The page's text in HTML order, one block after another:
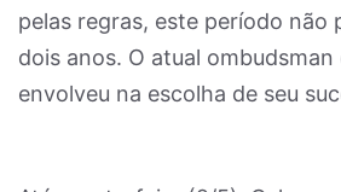
pelas regras, este período não
dois anos. O atual
envolveu na escolha de seu